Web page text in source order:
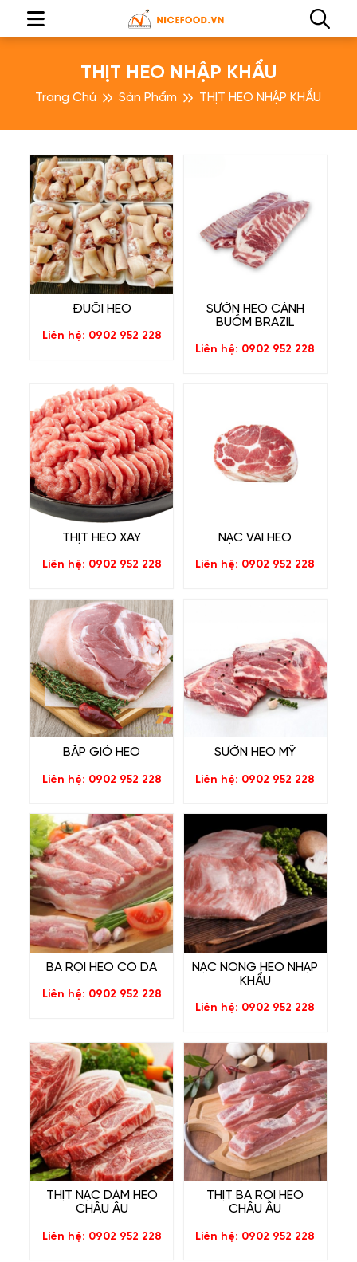
THỊT HEO NHẬP KHẨU
Trang Chủ Sản Phẩm THỊT HEO NHẬP KHẨU
ĐUÔI HEO
Liên hệ: 0902 952 228
SƯỜN HEO CÁNH
BUỒM BRAZIL
Liên hệ: 0902 952 228
THỊT HEO XAY
Liên hệ: 0902 952 228
NẠC VAI HEO
Liên hệ: 0902 952 228
BẮP GIÒ HEO
Liên hệ: 0902 952 228
SƯỜN HEO MỸ
Liên hệ: 0902 952 228
BA RỌI HEO CÓ DA
Liên hệ: 0902 952 228
NẠC NỌNG HEO NHẬP
KHẨU
Liên hệ: 0902 952 228
THỊT NẠC DĂM HEO
CHÂU ÂU
Liên hệ: 0902 952 228
THỊT BA RỌI HEO
CHÂU ÂU
Liên hệ: 0902 952 228